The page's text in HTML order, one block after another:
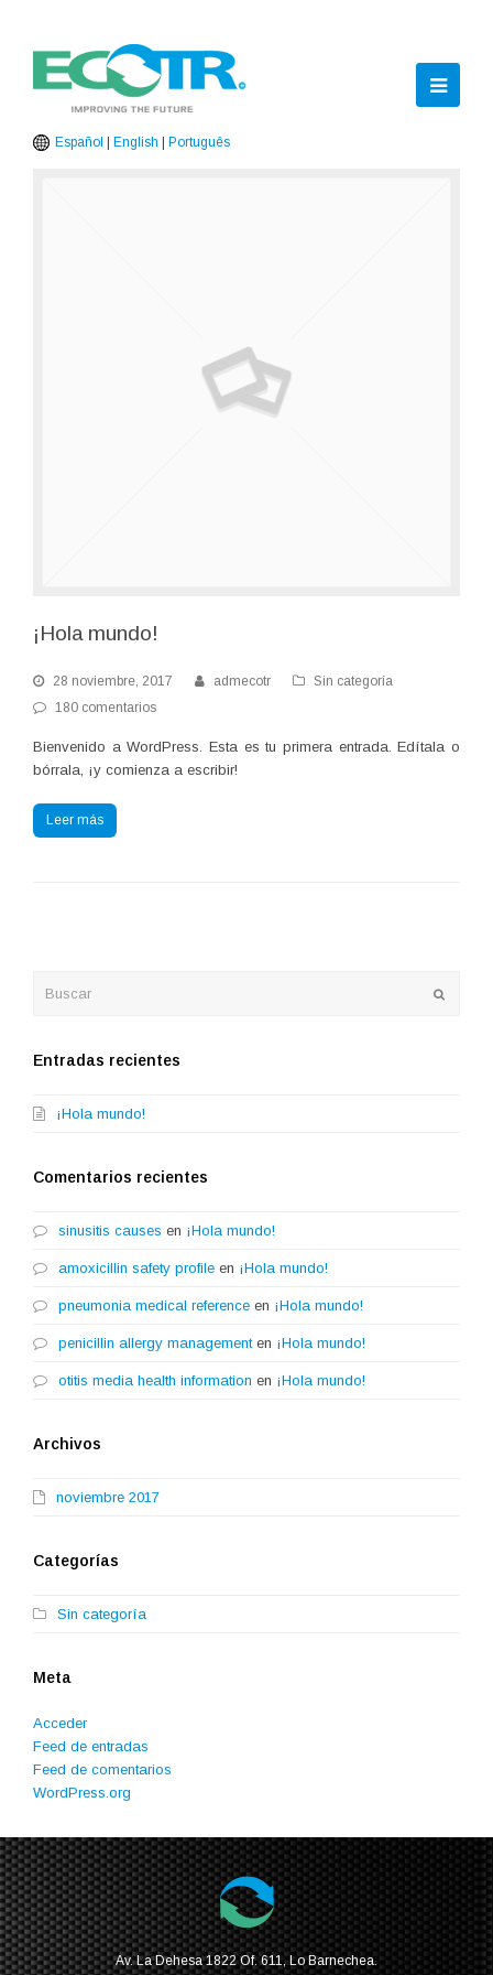
Español English Português
Open
¡Hola mundo!
28 noviembre, 2017 admecotr
Sin categoría
180 comentarios
Bienvenido a WordPress. Esta es tu primera entrada. Edítala o
bórrala, ¡y comienza a escribir!
Leer más
Entradas recientes
¡Hola mundo!
Comentarios recientes
sinusitis causes en ¡Hola mundo!
amoxicillin safety profile en ¡Hola mundo!
pneumonia medical reference en ¡Hola mundo!
penicillin allergy managementen ¡Hola mundo!
otitis media health information en ¡Hola mundo!
Archivos
noviembre 2017
Categorías
Sin categoría
Meta
Acceder
Feed de entradas
Feed de comentarios
WordPress.org
Av. La Dehesa 1822 Of. 611, Lo Barnechea.